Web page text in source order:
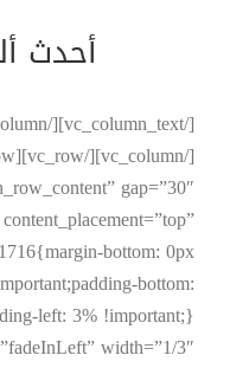
أحدث
gap=”30″
bottom: 0px
bottom:
width=”1/3″